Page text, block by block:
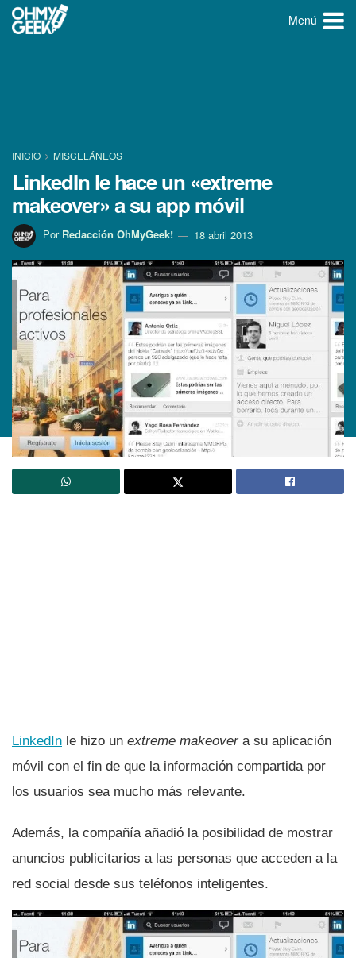
Menú
INICIO MISCELÁNEOS
LinkedIn le hace un «extreme
makeover» a su app móvil
Por Redacción OhMyGeek! 18 abril 2013
LinkedIn le hizo un extreme makeovera su aplicación
móvil con el fin de que la información compartida por
los usuarios sea mucho más relevante.
Además, la compañí­a añadió la posibilidad de mostrar
anuncios publicitarios a las personas que acceden a la
red social desde sus teléfonos inteligentes.